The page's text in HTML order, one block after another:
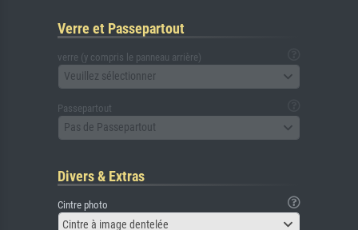
Verre et Passepartout
verre (y compris le panneau arrière)
Veuillez sélectionner
Passepartout
Pas de Passepartout
Divers & Extras
Cintre photo
Cintre à image dentelée